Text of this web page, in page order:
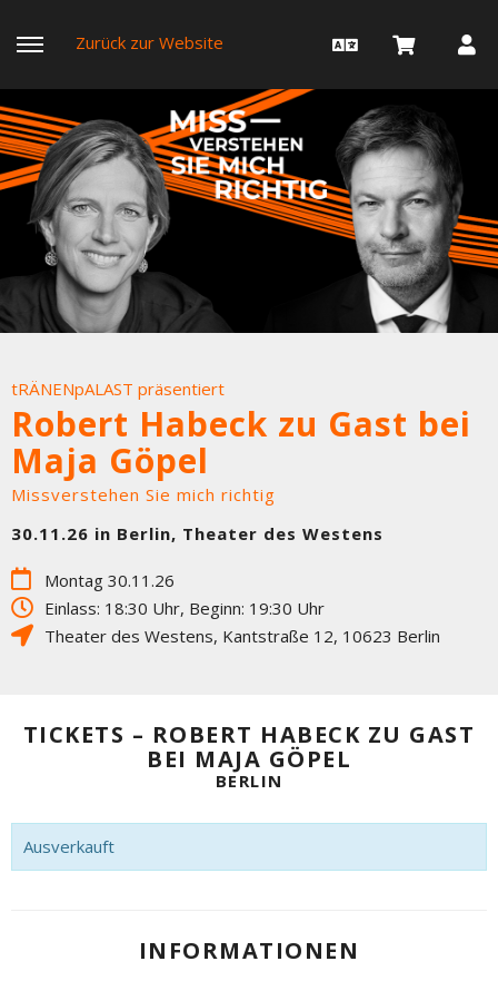
Zurück zur Website
tRÄNENpALAST präsentiert
Robert Habeck zu Gast bei
Maja Göpel
Missverstehen Sie mich richtig
30.11.26 in Berlin, Theater des Westens
Montag 30.11.26
Einlass: 18:30 Uhr, Beginn: 19:30 Uhr
Theater des Westens, Kantstraße 12, 10623 Berlin
TICKETS – ROBERT HABECK ZU GAST
BEI MAJA GÖPEL
BERLIN
Ausverkauft
INFORMATIONEN